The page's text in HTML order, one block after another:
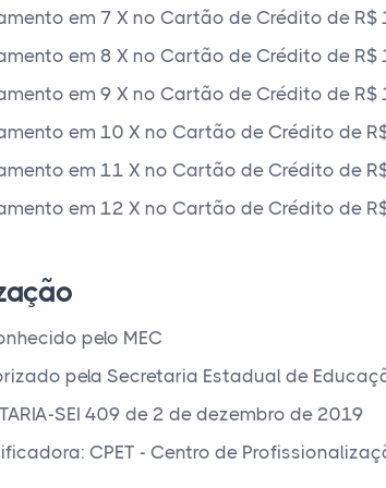
em 7 X no Cartão de Crédito de R$
em 8 X no Cartão de Crédito de R$
em 9 X no Cartão de Crédito de R$
em 10 X no Cartão de Crédito de
em 11 X no Cartão de Crédito de
em 12 X no Cartão de Crédito de
pelo MEC
pela Secretaria Estadual de
SEI 409 de 2 de dezembro de 2019
CPET - Centro de